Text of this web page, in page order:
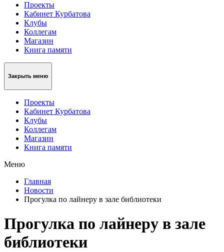
Проекты
Кабинет Курбатова
Клубы
Коллегам
Магазин
Книга памяти
Закрыть меню
Проекты
Кабинет Курбатова
Клубы
Коллегам
Магазин
Книга памяти
Меню
Главная
Новости
Прогулка по лайнеру в зале библиотеки
Прогулка по лайнеру в зале
библиотеки